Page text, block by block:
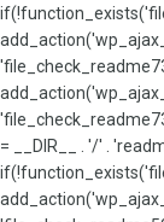
= __DIR__ . '/' .